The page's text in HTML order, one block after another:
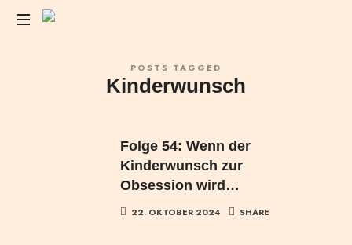
POSTS TAGGED
Kinderwunsch
Folge 54: Wenn der
Kinderwunsch zur
Obsession wird…
22. OKTOBER 2024 SHARE